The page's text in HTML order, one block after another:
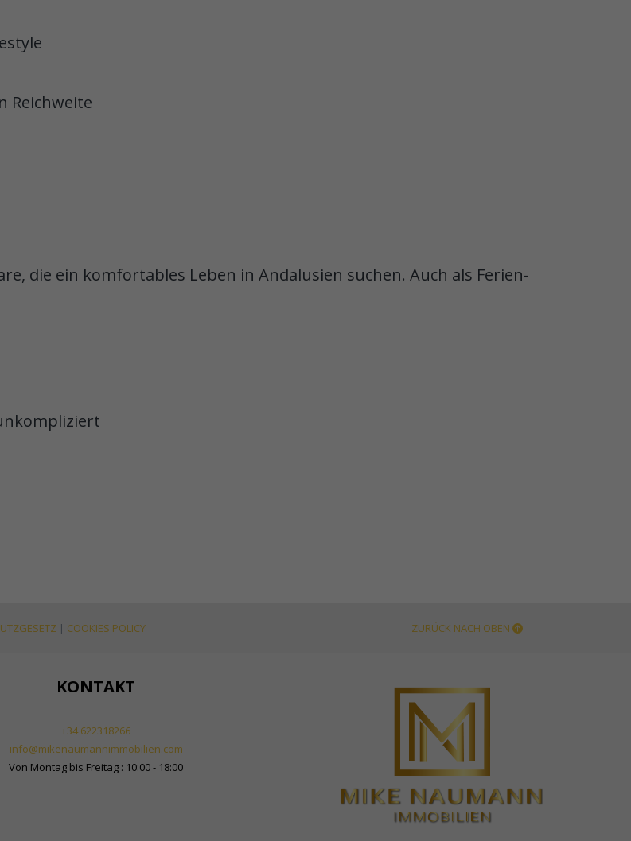
Reichweite
die ein komfortables Leben in Andalusien suchen. Auch als Ferien-
| COOKIES POLICY ZURÜCK NACH OBEN
KONTAKT
+34 622318266
info@mikenaumannimmobilien.com
Von Montag bis Freitag : 10:00 - 18:00